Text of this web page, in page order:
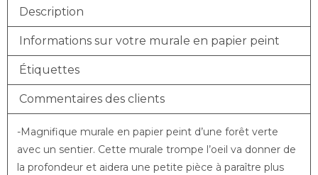
Description
Informations sur votre murale en papier peint
Étiquettes
Commentaires des clients
-Magnifique murale en papier peint d’une forêt verte
avec un sentier. Cette murale trompe l’oeil va donner de
la profondeur et aidera une petite pièce à paraître plus